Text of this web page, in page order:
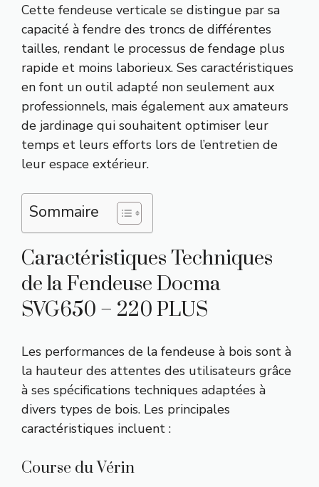
Cette fendeuse verticale se distingue par sa
capacité à fendre des troncs de différentes
tailles, rendant le processus de fendage plus
rapide et moins laborieux. Ses caractéristiques
en font un outil adapté non seulement aux
professionnels, mais également aux amateurs
de jardinage qui souhaitent optimiser leur
temps et leurs efforts lors de l’entretien de
leur espace extérieur.
Sommaire
Caractéristiques Techniques
de la Fendeuse Docma
SVG650 – 220 PLUS
Les performances de la fendeuse à bois sont à
la hauteur des attentes des utilisateurs grâce
à ses spécifications techniques adaptées à
divers types de bois. Les principales
caractéristiques incluent :
Course du Vérin